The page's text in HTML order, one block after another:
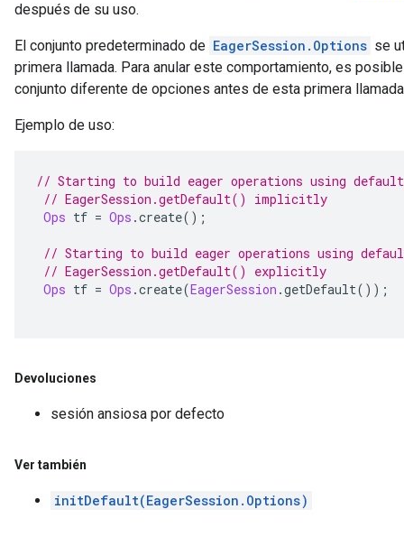
después de su uso.
El conjunto predeterminado de EagerSession.Options se
primera llamada. Para anular este comportamiento, es
conjunto diferente de opciones antes de esta primera
Ejemplo de uso:
// Starting to build eager operations using
// EagerSession.getDefault() implicitly
Ops tf = Ops .create();
// Starting to build eager operations using
// EagerSession.getDefault() explicitly
Ops tf = Ops .create(EagerSession .getDefault());
Devoluciones
sesión ansiosa por defecto
Ver también
initDefault(EagerSession.Options)